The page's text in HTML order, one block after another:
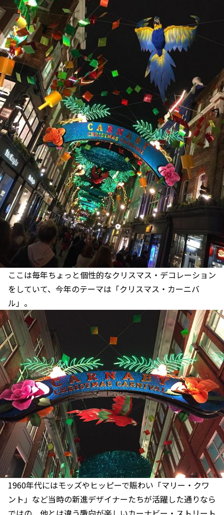
ここは毎年ちょっと個性的なクリスマス・デコレーション
をしていて、今年のテーマは「クリスマス・カーニバ
ル」。
1960年代にはモッズやヒッピーで賑わい「マリー・クワ
ント」など当時の新進デザイナーたちが活躍した通りなら